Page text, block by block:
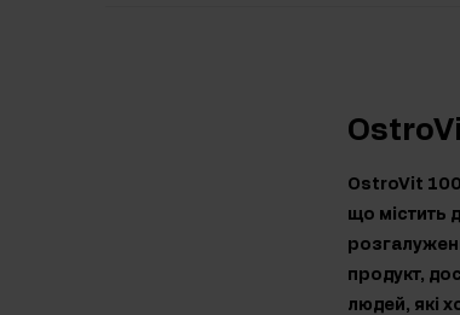
OstroVit
що містить
продукт,
людей, які